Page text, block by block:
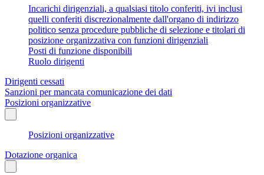
Incarichi dirigenziali, a qualsiasi titolo conferiti, ivi inclusi
quelli conferiti discrezionalmente dall'organo di indirizzo
politico senza procedure pubbliche di selezione e titolari di
posizione organizzativa con funzioni dirigenziali
Posti di funzione disponibili
Ruolo dirigenti
Dirigenti cessati
Sanzioni per mancata comunicazione dei dati
Posizioni organizzative
Posizioni organizzative
Dotazione organica